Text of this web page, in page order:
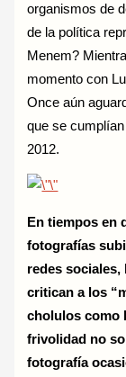
organismos de
de la política
Menem?
momento con
Once aún
que se
2012.
En tiempos en
fotografías
redes
critican a los
cholulos como
frivolidad no
fotografía